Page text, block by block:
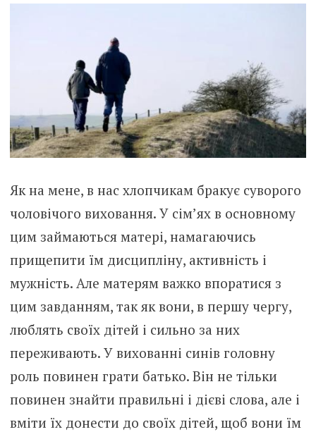
Як на мене, в нас хлопчикам бракує суворого
чоловічого виховання. У сім’ях в основному
цим займаються матері, намагаючись
прищепити їм дисципліну, активність і
мужність. Але матерям важко впоратися з
цим завданням, так як вони, в першу чергу,
люблять своїх дітей і сильно за них
переживають. У вихованні синів головну
роль повинен грати батько. Він не тільки
повинен знайти правильні і дієві слова, але і
вміти їх донести до своїх дітей, щоб вони їм